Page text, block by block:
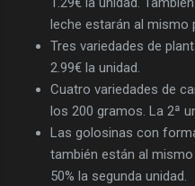
leche estarán al mismo
Tres variedades de
2.99€ la unidad.
Cuatro variedades de
los 200 gramos. La 2ª
Las golosinas con
también están al
50% la segunda unidad.